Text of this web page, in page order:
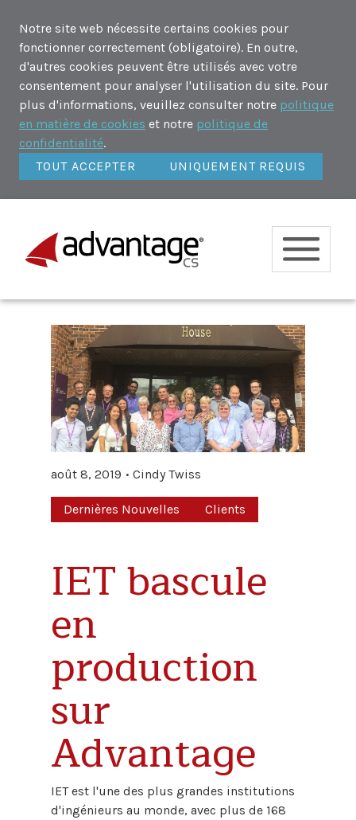
Notre site web nécessite certains cookies pour
fonctionner correctement (obligatoire). En outre,
d'autres cookies peuvent être utilisés avec votre
consentement pour analyser l'utilisation du site. Pour
plus d'informations, veuillez consulter notre politique
en matière de cookies et notre politique de
confidentialité.
TOUT ACCEPTER
UNIQUEMENT REQUIS
août 8, 2019 Cindy Twiss
Dernières Nouvelles Clients
IET bascule
en
production
sur
Advantage
IET est l'une des plus grandes institutions
d'ingénieurs au monde, avec plus de 168